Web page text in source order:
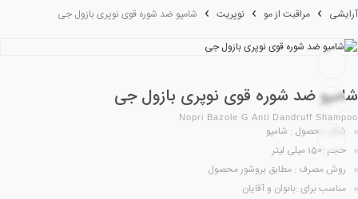
آرایشی مراقبت از مو نوپریت شامپو ضد شوره قوی نوپری بازول جی
شامپو ضد شوره قوی نوپری بازول جی
Nopri Bazole G Anti Dandruff Shampoo
شکل محصول : شامپو
حجم :150 میلی لیتر
روش مصرف : مطابق بروشور محصول
مناسب برای :بانوان و آقایان